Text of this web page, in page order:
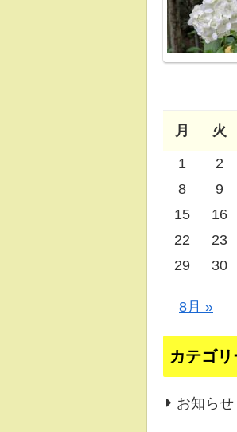
月 火
1 2
8
9
15
16
22
23
29
30
8月 »
カテゴリ
お知らせ